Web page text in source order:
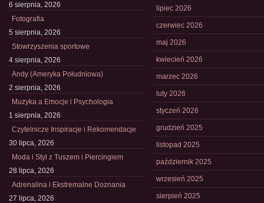
6 sierpnia, 2026
Fotografia
5 sierpnia, 2026
Stowrzyszenia sportowe
4 sierpnia, 2026
Andy (Ameryka Południowa)
2 sierpnia, 2026
Muzyka a Emocje i Psychologia
1 sierpnia, 2026
Czytelnicze Inspiracje i Rekomendacje
30 lipca, 2026
Moda i Styl z Tuszem i Piercingiem
28 lipca, 2026
Adrenalina i Ekstremalne Doznania
27 lipca, 2026
lipiec 2026
czerwiec 2026
maj 2026
kwiecień 2026
marzec 2026
luty 2026
styczeń 2026
grudzień 2025
listopad 2025
październik 2025
wrzesień 2025
sierpień 2025